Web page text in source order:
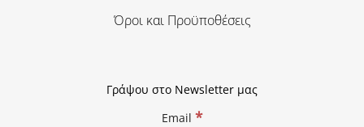
Όροι και Προϋποθέσεις
Γράψου στο Newsletter μας
Email *